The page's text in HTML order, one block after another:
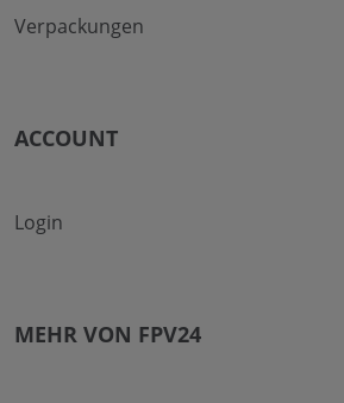
Verpackungen
ACCOUNT
Login
MEHR VON FPV24